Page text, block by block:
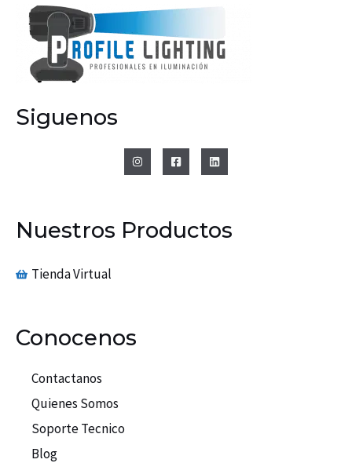
Siguenos
Nuestros Productos
Tienda Virtual
Conocenos
Contactanos
Quienes Somos
Soporte Tecnico
Blog